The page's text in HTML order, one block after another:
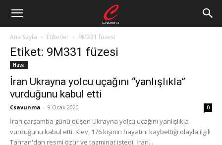
Ana Sayfa Etiketler 9M331 füzesi
Etiket: 9M331 füzesi
Hava
İran Ukrayna yolcu uçağını “yanlışlıkla”
vurduğunu kabul etti
Csavunma - 9 Ocak 2020 0
İran çarşamba günü düşen Ukrayna yolcu uçağını yanlışlıkla
vurduğunu kabul etti. Kiev, 176 kişinin hayatını kaybettiği olayla ilgili
Tahran'dan resmi özür ve tazminat istedi. İran...